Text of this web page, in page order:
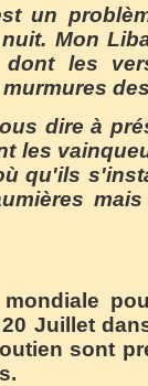
un
Mon
dont les
dire à
les
qu'ils
mondiale
Juillet
sont